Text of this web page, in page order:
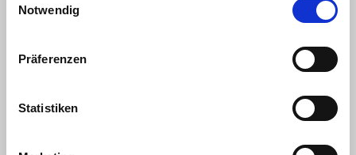
(Google LLC/ USA) führt diese Informationen
möglicherweise mit weiteren Daten zusammen, die Sie
persönlichen Accounts) oder welche Sie im Rahmen Ihrer
Nutzungsdaten anderer Geräte). Ihre Einwilligung
umfasst auch ggf. zu den beschriebenen Zwecken eine
Notwendig
Präferenzen
Statistiken
HKL Center Falkenhagen